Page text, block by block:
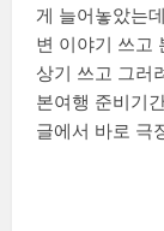
게 늘어놓았는
변 이야기 쓰고
상기 쓰고 그러
본여행 준비기
글에서 바로 극